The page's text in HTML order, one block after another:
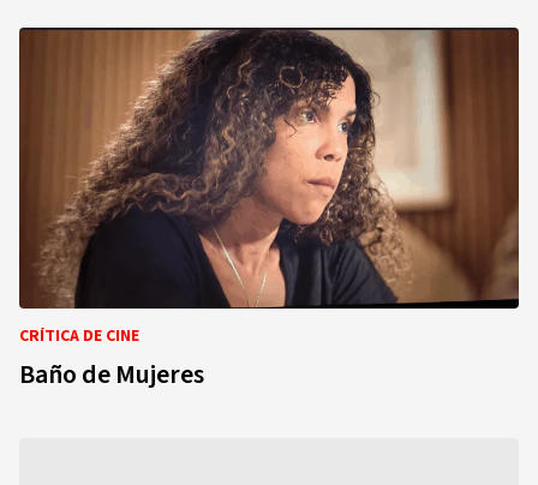
CRÍTICA DE CINE
Baño de Mujeres